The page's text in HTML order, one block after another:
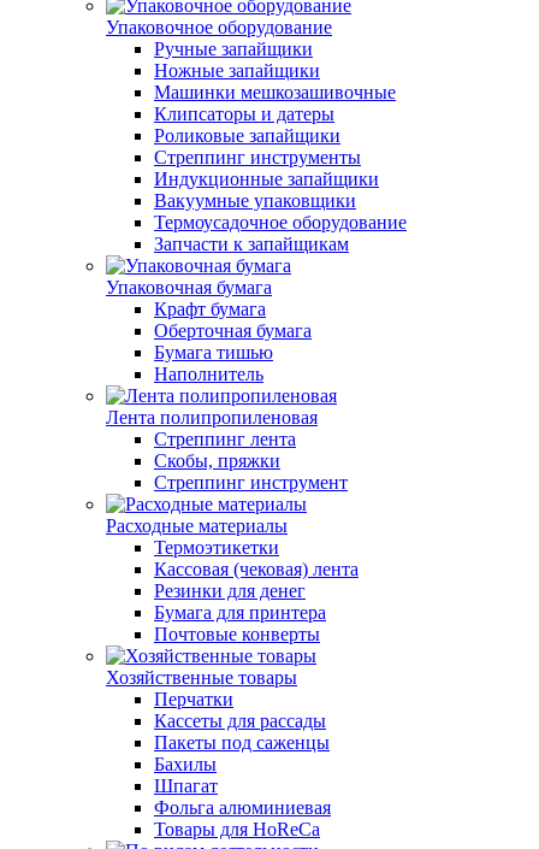
Упаковочное оборудование
Ручные запайщики
Ножные запайщики
Машинки мешкозашивочные
Клипсаторы и датеры
Роликовые запайщики
Стреппинг инструменты
Индукционные запайщики
Вакуумные упаковщики
Термоусадочное оборудование
Запчасти к запайщикам
Упаковочная бумага
Крафт бумага
Оберточная бумага
Бумага тишью
Наполнитель
Лента полипропиленовая
Стреппинг лента
Скобы, пряжки
Стреппинг инструмент
Расходные материалы
Термоэтикетки
Кассовая (чековая) лента
Резинки для денег
Бумага для принтера
Почтовые конверты
Хозяйственные товары
Перчатки
Кассеты для рассады
Пакеты под саженцы
Бахилы
Шпагат
Фольга алюминиевая
Товары для HoReCa